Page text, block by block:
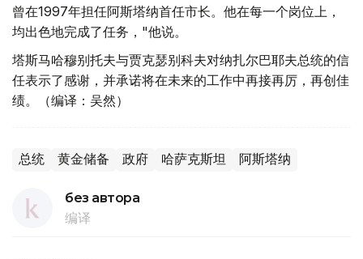
曾在1997年担任阿斯塔纳首任市长。他在每一个岗位上，
均出色地完成了任务，"他说。
塔斯马哈穆别托夫与贾克瑟别科夫对纳扎尔巴耶夫总统的信
任表示了感谢，并承诺将在未来的工作中再接再厉，再创佳
绩。（编译：吴然）
总统 黄金储备 政府 哈萨克斯坦 阿斯塔纳
без автора
编译